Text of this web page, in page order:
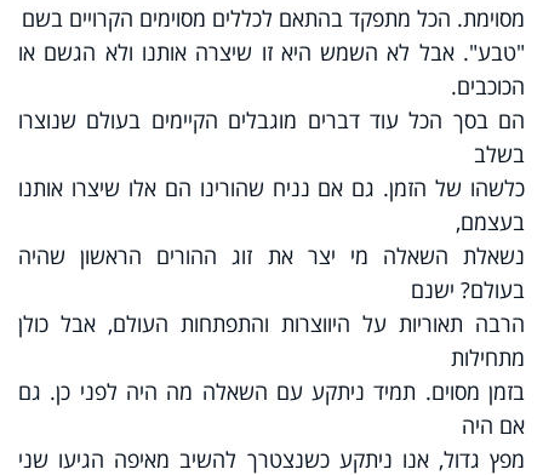
מסוימת. הכל מתפקד בהתאם לכללים מסוימים הקרויים בשם
"טבע". אבל לא השמש היא זו שיצרה אותנו ולא הגשם או
הכוכבים.
הם בסך הכל עוד דברים מוגבלים הקיימים בעולם שנוצרו
בשלב
כלשהו של הזמן. גם אם נניח שהורינו הם אלו שיצרו אותנו
בעצמם,
נשאלת השאלה מי יצר את זוג ההורים הראשון שהיה
בעולם? ישנם
הרבה תאוריות על היווצרות והתפתחות העולם, אבל כולן
מתחילות
בזמן מסוים. תמיד ניתקע עם השאלה מה היה לפני כן. גם
אם היה
מפץ גדול, אנו ניתקע כשנצטרך להשיב מאיפה הגיעו שני